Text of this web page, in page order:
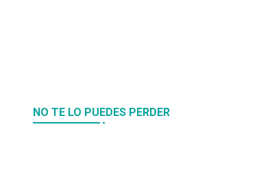
NO TE LO PUEDES PERDER